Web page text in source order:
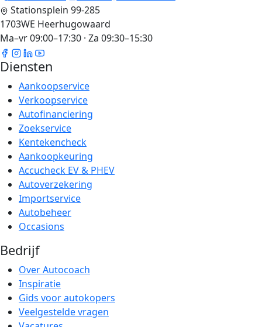
Stationsplein 99-285
1703WE Heerhugowaard
Ma–vr 09:00–17:30 · Za 09:30–15:30
Diensten
Aankoopservice
Verkoopservice
Autofinanciering
Zoekservice
Kentekencheck
Aankoopkeuring
Accucheck EV & PHEV
Autoverzekering
Importservice
Autobeheer
Occasions
Bedrijf
Over Autocoach
Inspiratie
Gids voor autokopers
Veelgestelde vragen